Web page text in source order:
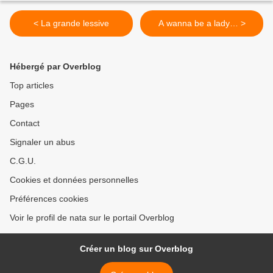
< La grande lessive A wanna be a lady… >
Hébergé par Overblog
Top articles
Pages
Contact
Signaler un abus
C.G.U.
Cookies et données personnelles
Préférences cookies
Voir le profil de nata sur le portail Overblog
Créer un blog sur Overblog